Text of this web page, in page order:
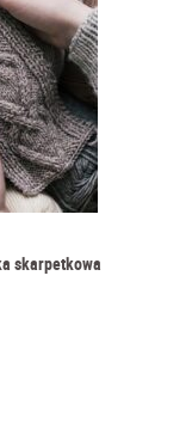
skarpetkowa